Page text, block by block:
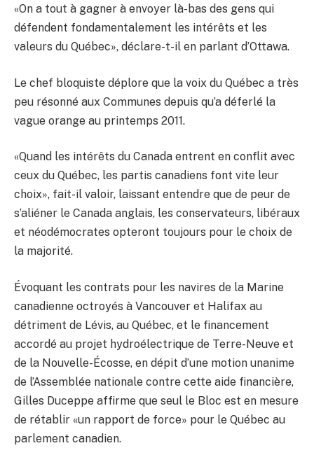
«On a tout à gagner à envoyer là-bas des gens qui
défendent fondamentalement les intérêts et les
valeurs du Québec», déclare-t-il en parlant d’Ottawa.
Le chef bloquiste déplore que la voix du Québec a très
peu résonné aux Communes depuis qu’a déferlé la
vague orange au printemps 2011.
«Quand les intérêts du Canada entrent en conflit avec
ceux du Québec, les partis canadiens font vite leur
choix», fait-il valoir, laissant entendre que de peur de
s’aliéner le Canada anglais, les conservateurs, libéraux
et néodémocrates opteront toujours pour le choix de
la majorité.
Évoquant les contrats pour les navires de la Marine
canadienne octroyés à Vancouver et Halifax au
détriment de Lévis, au Québec, et le financement
accordé au projet hydroélectrique de Terre-Neuve et
de la Nouvelle-Écosse, en dépit d’une motion unanime
de l’Assemblée nationale contre cette aide financière,
Gilles Duceppe affirme que seul le Bloc est en mesure
de rétablir «un rapport de force» pour le Québec au
parlement canadien.